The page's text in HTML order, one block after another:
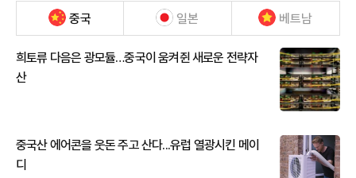
중국 일본 베트남
희토류 다음은 광모듈…중국이 움켜쥔 새로운 전략자
산
중국산 에어콘을 웃돈 주고 산다...유럽 열광시킨 메이
디